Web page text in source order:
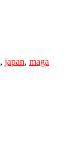
, japan, maga